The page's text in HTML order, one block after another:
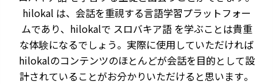
hilokal は、会話を重視する言語学習プラットフォー
ムであり、hilokalで スロバキア語 を学ぶことは貴重
な体験になるでしょう。実際に使用していただければ
hilokalのコンテンツのほとんどが会話を目的として設
計されていることがお分かりいただけると思います。